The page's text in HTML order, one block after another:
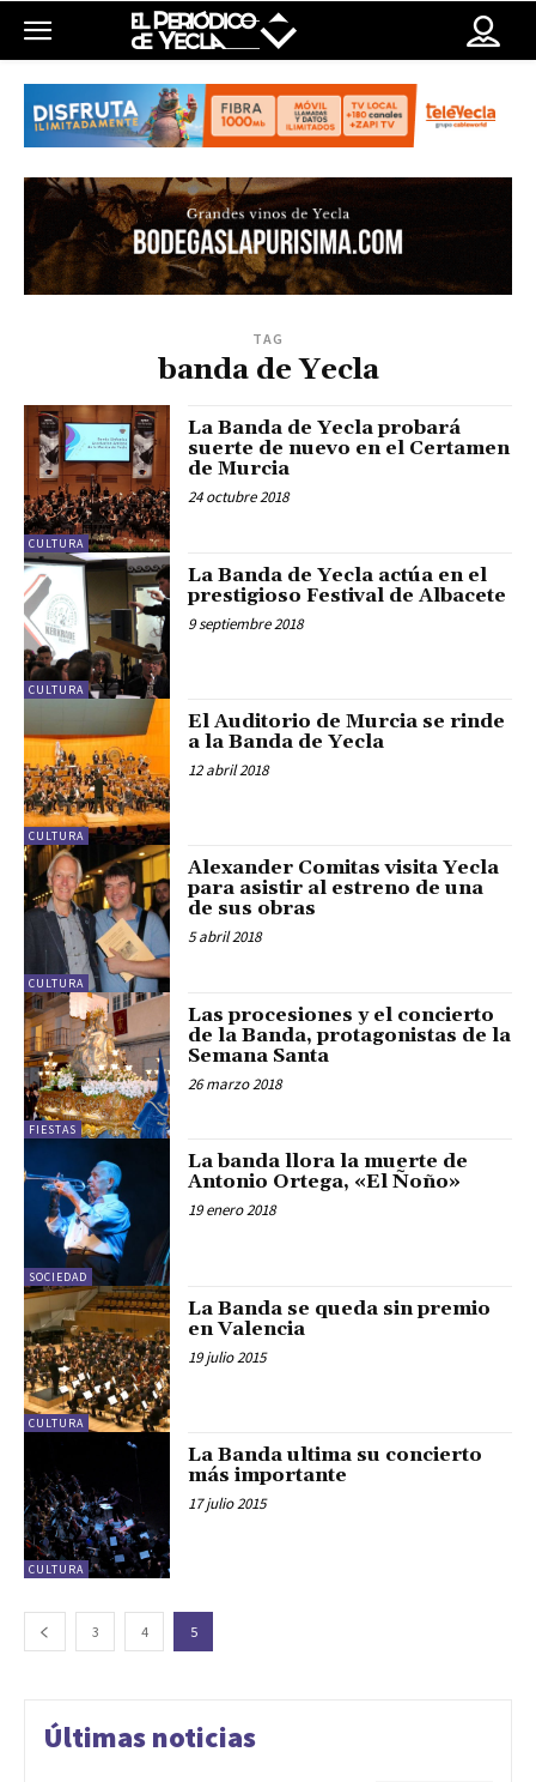
TAG
banda de Yecla
CULTURA
La Banda de Yecla probará
suerte de nuevo en el Certamen
de Murcia
24 octubre 2018
CULTURA
La Banda de Yecla actúa en el
prestigioso Festival de Albacete
9 septiembre 2018
CULTURA
El Auditorio de Murcia se rinde
a la Banda de Yecla
12 abril 2018
CULTURA
Alexander Comitas visita Yecla
para asistir al estreno de una
de sus obras
5 abril 2018
FIESTAS
Las procesiones y el concierto
de la Banda, protagonistas de la
Semana Santa
26 marzo 2018
SOCIEDAD
La banda llora la muerte de
Antonio Ortega, «El Ñoño»
19 enero 2018
CULTURA
La Banda se queda sin premio
en Valencia
19 julio 2015
CULTURA
La Banda ultima su concierto
más importante
17 julio 2015
3 4 5
Últimas noticias